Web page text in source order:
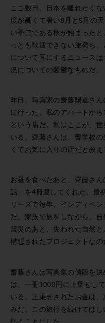
ここ数日、日本を離れたく
度が高くて暑い8月と9月の
い季節である秋が始まった
っとも歓迎できない旅発ち
について耳にするニュース
況についての憂鬱なものだ。
昨日、写真家の齋藤陽道さ
に行った。私のアパートか
という店だ。私はここが、
いる。齋藤さんは、聾学校
くてお気に入りの店だと教え
お昼を食べたあと、齋藤さ
話』を4冊渡してくれた。最
リーズで毎年、インディペ
だ。家族で旅をしながら、
震災のあと、失われた自然
構想されたプロジェクトなの
齋藤さんは写真集の値段を
は、一冊1000円に上乗せし
いる。上乗せされたお金は
みだ。この旅行を続けてほ